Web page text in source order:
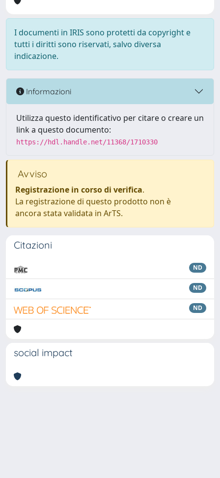
I documenti in IRIS sono protetti da copyright e
tutti i diritti sono riservati, salvo diversa
indicazione.
Informazioni
Utilizza questo identificativo per citare o creare un
link a questo documento:
https://hdl.handle.net/11368/1710330
Avviso
Registrazione in corso di verifica.
La registrazione di questo prodotto non è
ancora stata validata in ArTS.
Citazioni
ND
ND
ND
social impact